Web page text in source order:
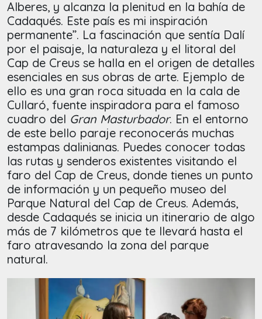
Alberes, y alcanza la plenitud en la bahía de
Cadaqués. Este país es mi inspiración
permanente”. La fascinación que sentía Dalí
por el paisaje, la naturaleza y el litoral del
Cap de Creus se halla en el origen de detalles
esenciales en sus obras de arte. Ejemplo de
ello es una gran roca situada en la cala de
Cullaró, fuente inspiradora para el famoso
cuadro del Gran Masturbador. En el entorno
de este bello paraje reconocerás muchas
estampas dalinianas. Puedes conocer todas
las rutas y senderos existentes visitando el
faro del Cap de Creus, donde tienes un punto
de información y un pequeño museo del
Parque Natural del Cap de Creus. Además,
desde Cadaqués se inicia un itinerario de algo
más de 7 kilómetros que te llevará hasta el
faro atravesando la zona del parque
natural.